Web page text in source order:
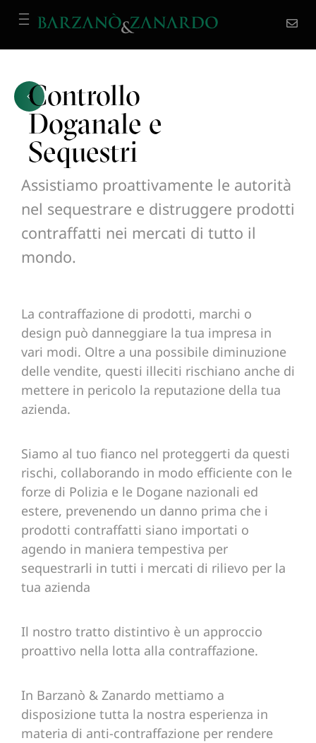
Controllo
Doganale e
Sequestri
Assistiamo proattivamente le autorità
nel sequestrare e distruggere prodotti
contraffatti nei mercati di tutto il
mondo.
La contraffazione di prodotti, marchi o
design può danneggiare la tua impresa in
vari modi. Oltre a una possibile diminuzione
delle vendite, questi illeciti rischiano anche di
mettere in pericolo la reputazione della tua
azienda.
Siamo al tuo fianco nel proteggerti da questi
rischi, collaborando in modo efficiente con le
forze di Polizia e le Dogane nazionali ed
estere, prevenendo un danno prima che i
prodotti contraffatti siano importati o
agendo in maniera tempestiva per
sequestrarli in tutti i mercati di rilievo per la
tua azienda
Il nostro tratto distintivo è un approccio
proattivo nella lotta alla contraffazione.
In Barzanò & Zanardo mettiamo a
disposizione tutta la nostra esperienza in
materia di anti-contraffazione per rendere